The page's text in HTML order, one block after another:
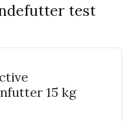
test
15 kg